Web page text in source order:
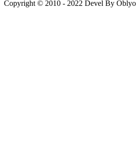
Copyright © 2010 - 2022 Devel By